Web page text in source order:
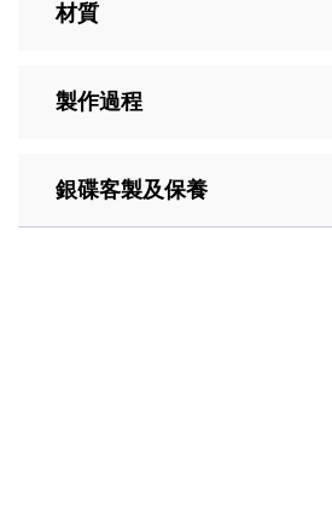
材質
製作過程
銀碟客製及保養